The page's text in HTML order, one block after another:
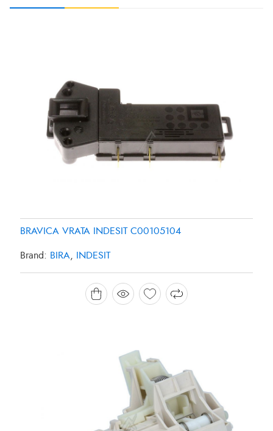
BRAVICA VRATA INDESIT C00105104
Brand: BIRA INDESIT